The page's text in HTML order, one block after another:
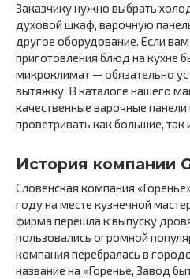
Заказчику нужно выбрать
духовой шкаф, варочную
другое оборудование. Если
приготовления блюд на кухне
микроклимат — обязательно
вытяжку. В каталоге нашего
качественные варочные
проветривать как большие,
История компании
Словенская компания
году на месте кузнечной
фирма перешла к выпуску
пользовались огромной
компания перебралась в
название на «Горенье, Завод